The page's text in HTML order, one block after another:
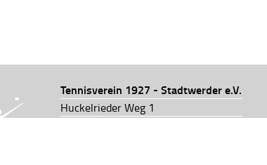
Tennisverein 1927 - Stadtwerder e.V.
Huckelrieder Weg 1